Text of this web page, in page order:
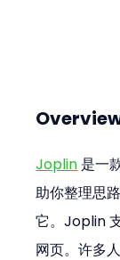
Joplin 是一
助你整理思
它。Joplin
网页。许多